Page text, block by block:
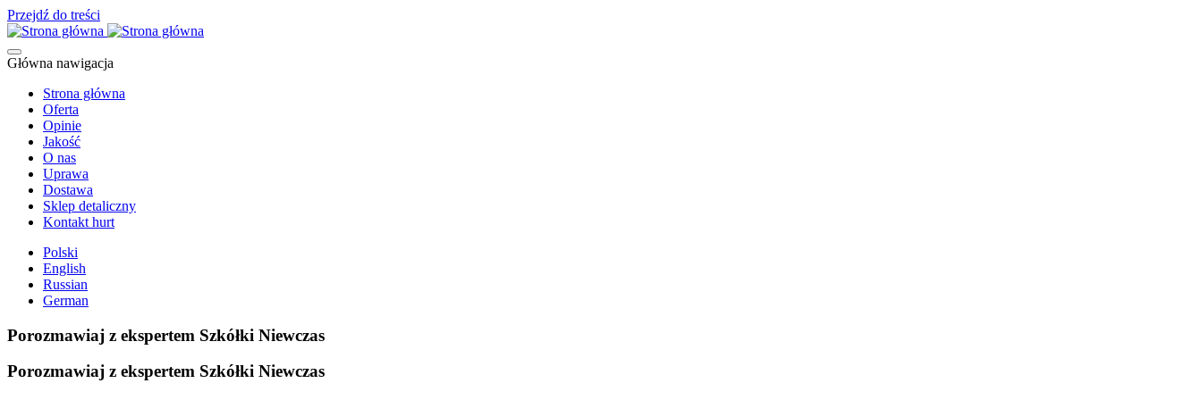
Przejdź do treści
Główna nawigacja
Strona główna
Oferta
Opinie
Jakość
O nas
Uprawa
Dostawa
Sklep detaliczny
Kontakt hurt
Polski
English
Russian
German
Porozmawiaj z ekspertem Szkółki Niewczas
Porozmawiaj z ekspertem Szkółki Niewczas